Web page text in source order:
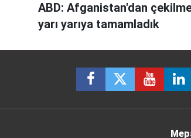
ABD: Afganistan'dan
yarı yarıya tamamladık